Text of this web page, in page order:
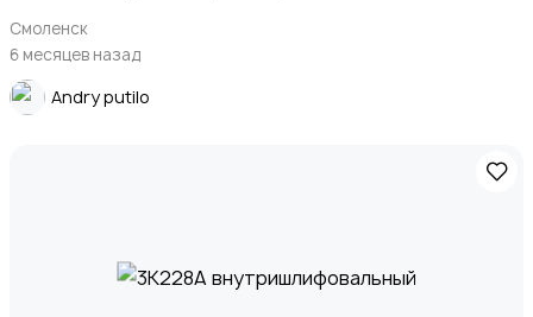
Смоленск
6 месяцев назад
Andry putilo